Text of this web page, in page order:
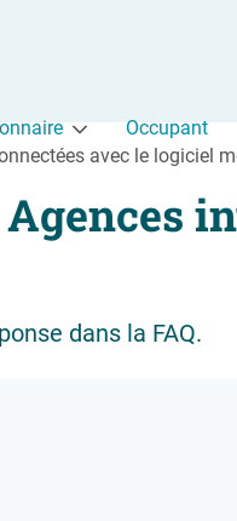
Occupant
avec le logiciel
Agences
dans la FAQ.